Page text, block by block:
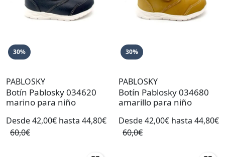
30%
PABLOSKY
Botín Pablosky 034620
marino para niño
Desde 42,00€ hasta 44,80€
60,0€
30%
PABLOSKY
Botín Pablosky 034680
amarillo para niño
Desde 42,00€ hasta 44,80€
60,0€